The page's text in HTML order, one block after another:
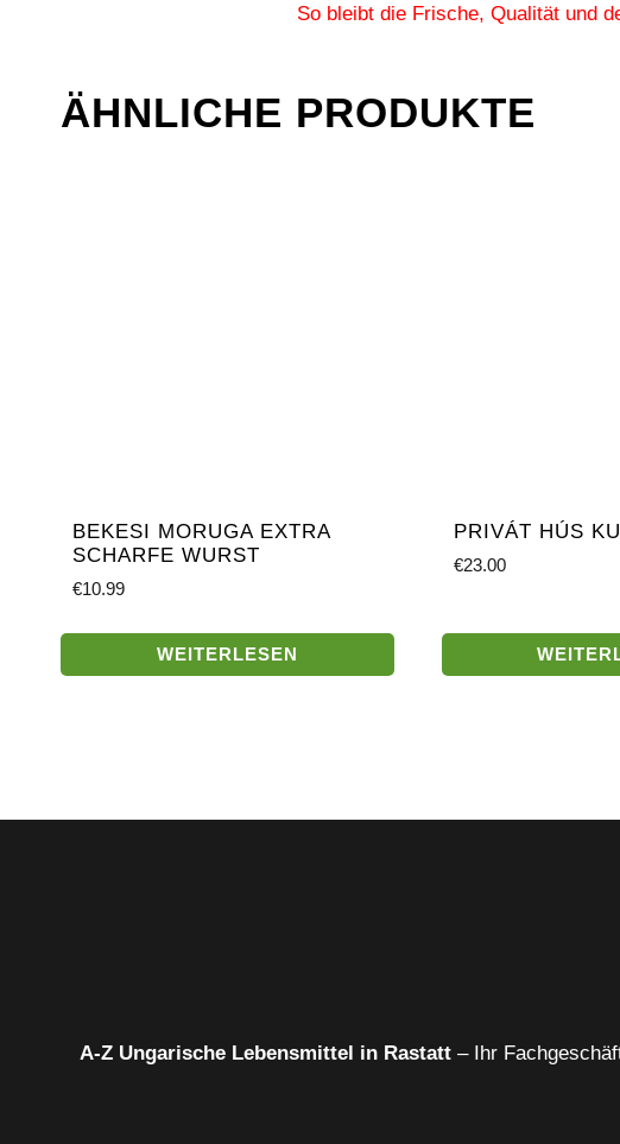
So bleibt die Frische, Qualität und
ÄHNLICHE PRODUKTE
BEKESI MORUGA EXTRA
SCHARFE WURST
€10.99
WEITERLESEN
PRIVÁT HÚS
€23.00
A‑Z Ungarische Lebensmittel in Rastatt– Ihr